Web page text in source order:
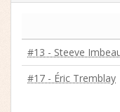
#13 - Steeve
#17 - Éric Tremblay